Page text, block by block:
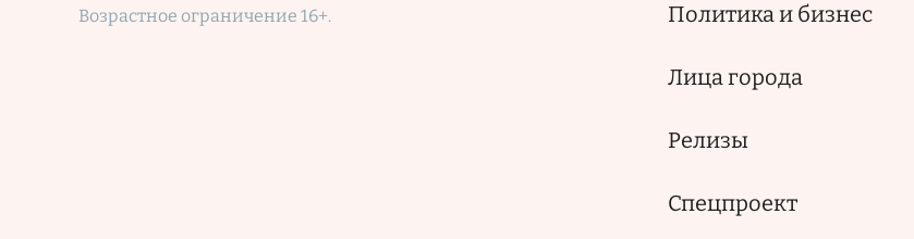
Возрастное ограничение 16+.
Политика и бизнес
Лица города
Релизы
Спецпроект